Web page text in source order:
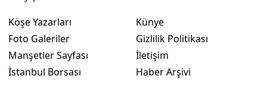
Köşe Yazarları
Foto Galeriler
Manşetler Sayfası
İstanbul Borsası
Künye
Gizlilik Politikası
İletişim
Haber Arşivi